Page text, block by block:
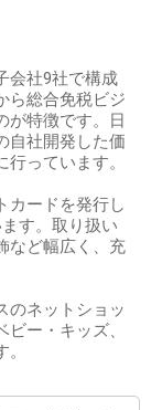
会社9社で構成
ら総合免税ビジ
が特徴です。日
自社開発した価
っています。
カードを発行し
す。取り扱い
など幅広く、充
のネットショッ
ー・キッズ、